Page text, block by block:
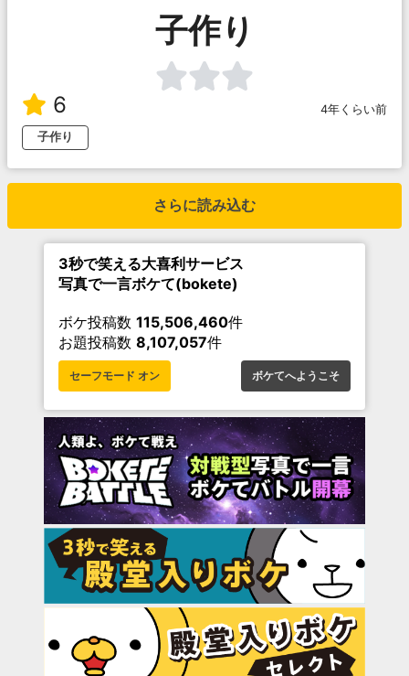
子作り
6
4年くらい前
子作り
さらに読み込む
3秒で笑える大喜利サービス
写真で一言ボケて(bokete)
ボケ投稿数 115,506,460件
お題投稿数 8,107,057件
セーフモード オン ボケてへようこそ